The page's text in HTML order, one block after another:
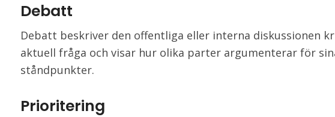
Debatt
Debatt beskriver den offentliga eller interna diskussionen
aktuell fråga och visar hur olika parter argumenterar för
ståndpunkter.
Prioritering